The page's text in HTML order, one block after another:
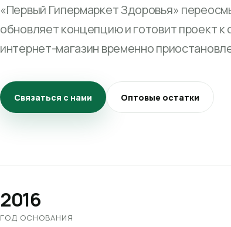
«Первый Гипермаркет Здоровья»
обновляет концепцию и готовит проект
интернет-магазин временно
Связаться с нами Оптовые остатки
2016
ГОД ОСНОВАНИЯ